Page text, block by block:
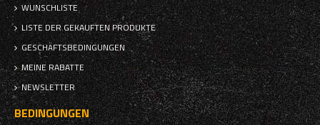
WUNSCHLISTE
LISTE DER GEKAUFTEN PRODUKTE
GESCHÄFTSBEDINGUNGEN
MEINE RABATTE
NEWSLETTER
BEDINGUNGEN